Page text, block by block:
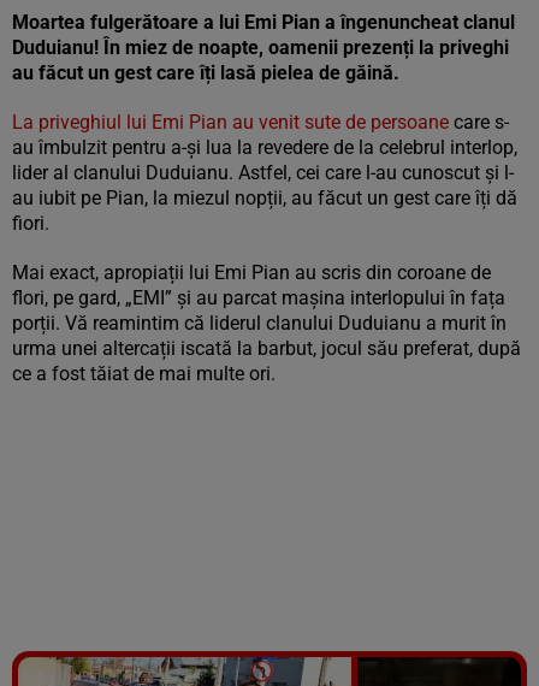
Moartea fulgerătoare a lui Emi Pian a îngenuncheat clanul
Duduianu! În miez de noapte, oamenii prezenți la priveghi
au făcut un gest care îți lasă pielea de găină.
La priveghiul lui Emi Pian au venit sute de persoane care s-
au îmbulzit pentru a-și lua la revedere de la celebrul interlop,
lider al clanului Duduianu. Astfel, cei care l-au cunoscut și l-
au iubit pe Pian, la miezul nopții, au făcut un gest care îți dă
fiori.
Mai exact, apropiații lui Emi Pian au scris din coroane de
flori, pe gard, „EMI” și au parcat mașina interlopului în fața
porții. Vă reamintim că liderul clanului Duduianu a murit în
urma unei altercații iscată la barbut, jocul său preferat, după
ce a fost tăiat de mai multe ori.